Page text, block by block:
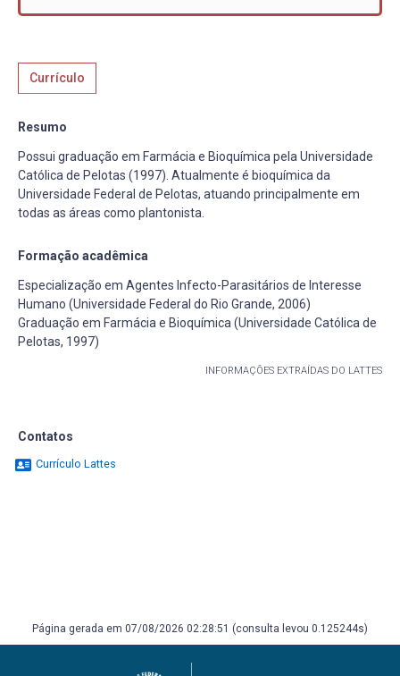
Currículo
Resumo
Possui graduação em Farmácia e Bioquímica pela Universidade
Católica de Pelotas (1997). Atualmente é bioquímica da
Universidade Federal de Pelotas, atuando principalmente em
todas as áreas como plantonista.
Formação acadêmica
Especialização em Agentes Infecto-Parasitários de Interesse
Humano (Universidade Federal do Rio Grande, 2006)
Graduação em Farmácia e Bioquímica (Universidade Católica de
Pelotas, 1997)
INFORMAÇÕES EXTRAÍDAS DO LATTES
Contatos
Currículo Lattes
Página gerada em 07/08/2026 02:28:51 (consulta levou 0.125244s)